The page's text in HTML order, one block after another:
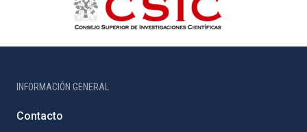
INFORMACIÓN GENERAL
Contacto